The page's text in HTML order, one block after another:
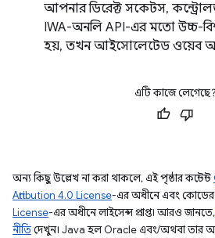
আপনার ডিরেক্ট সকেটস,
IWA-অনলি API-এর মতো উচ্চ-
হয়, তখন আইসোলেটেড ওয়েব
এটি কাজে লেগেছে?
অন্য কিছু উল্লেখ না করা থাকলে, এই পৃষ্ঠার কন্টেন্ট
Attribution 4.0 License-এর অধীনে এবং
License-এর অধীনে লাইসেন্স প্রাপ্ত। আরও জানতে,
নীতিদেখুন। Java হল Oracle এবং/অথবা তার